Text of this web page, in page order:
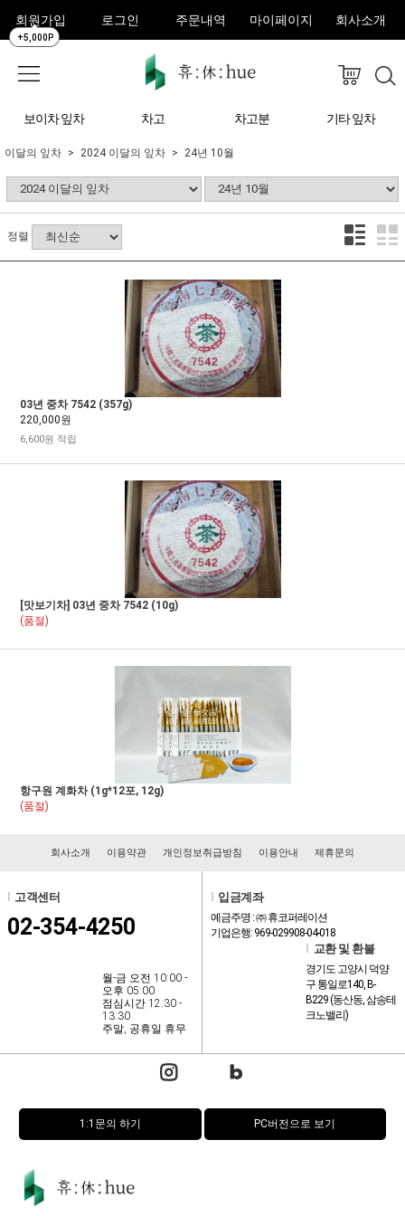
회원가입
+5,000P
로그인 주문내역 마이페이지 회사소개
보이차 잎차 차고 차고분 기타 잎차
이달의 잎차 2024 이달의 잎차 24년 10월
정렬
03년 중차 7542 (357g)
220,000원
6,600원 적립
[맛보기차] 03년 중차 7542 (10g)
(품절)
항구원 계화차 (1g*12포, 12g)
(품절)
회사소개 이용약관 개인정보취급방침 이용안내 제휴문의
고객센터
02-354-4250
월-금 오전 10:00 -
오후 05:00
점심시간 12:30 -
13:30
주말, 공휴일 휴무
입금계좌
예금주명 : ㈜ 휴코퍼레이션
기업은행: 969-029908-04-018
교환 및 환불
경기도 고양시 덕양
구 통일로140, B-
B229 (동산동, 삼송테
크노밸리)
1:1문의 하기 PC버전으로 보기